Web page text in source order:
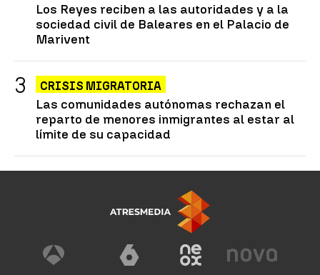
Los Reyes reciben a las autoridades y a la
sociedad civil de Baleares en el Palacio de
Marivent
CRISIS MIGRATORIA
Las comunidades autónomas rechazan el
reparto de menores inmigrantes al estar al
límite de su capacidad